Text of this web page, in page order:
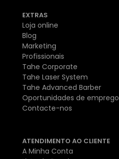
EXTRAS
Loja online
Blog
Marketing
Profissionais
Tahe Corporate
Tahe Laser System
Tahe Advanced Barber
Oportunidades de emprego
Contacte-nos
ATENDIMENTO AO CLIENTE
A Minha Conta